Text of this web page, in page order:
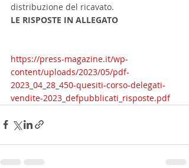
distribuzione del ricavato.
LE RISPOSTE IN ALLEGATO
https://press-magazine.it/wp-
content/uploads/2023/05/pdf-
2023_04_28_450-quesiti-corso-delegati-
vendite-2023_defpubblicati_risposte.pdf